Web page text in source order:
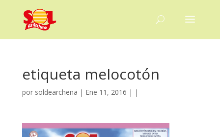
etiqueta melocotón
por soldearchena | Ene 11, 2016 | |